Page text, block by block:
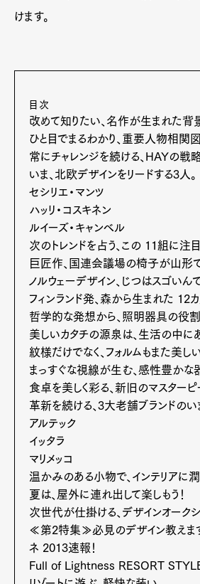
Art&DesignWatchFashion
けます。
目次
改めて知りたい、名作が生まれた背
ひと目でまるわかり、重要人物相関図
常にチャレンジを続ける、HAYの戦略
いま、北欧デザインをリードする3人。
セシリエ・マンツ
ハッリ・コスキネン
ルイーズ・キャンベル
次のトレンドを占う、この 11組に注目
巨匠作、国連会議場の椅子が山形
ノルウェーデザイン、じつはスゴいんで
フィンランド発、森から生まれた 12
哲学的な発想から、照明器具の役割
美しいカタチの源泉は、生活の中にあ
紋様だけでなく、フォルムもまた美しい
まっすぐな視線が生む、感性豊かな
食卓を美しく彩る、新旧のマスターピ
革新を続ける、3大老舗ブランドのい
アルテック
イッタラ
マリメッコ
温かみのある小物で、インテリアに潤
夏は、屋外に連れ出して楽しもう！
次世代が仕掛ける、デザインオーク
≪第2特集≫必見のデザイン教えます
ネ 2013速報！
Full of Lightness RESORT